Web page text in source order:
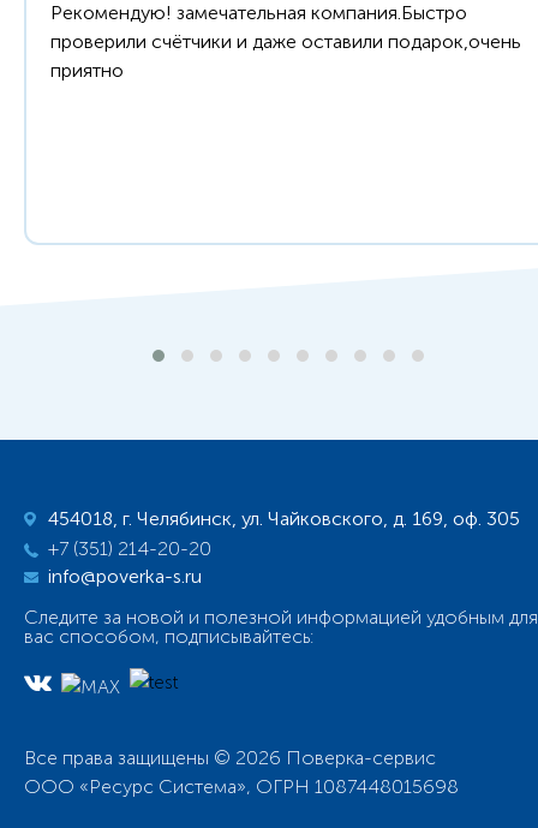
Рекомендую! замечательная компания.Быстро
проверили счётчики и даже оставили подарок,очень
приятно
454018, г. Челябинск, ул. Чайковского, д. 169, оф. 305
+7 (351) 214-20-20
info@poverka-s.ru
Следите за новой и полезной информацией удобным для
вас способом, подписывайтесь:
Все права защищены © 2026 Поверка-сервис
ООО «Ресурс Система», ОГРН 1087448015698